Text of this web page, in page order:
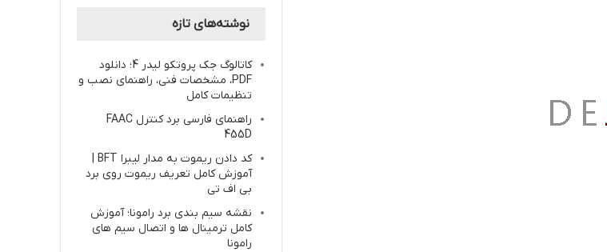
نوشته‌های تازه
کاتالوگ جک پروتکو لیدر 4؛ دانلود
PDF، مشخصات فنی، راهنمای نصب و
تنظیمات کامل
راهنمای فارسی برد کنترل FAAC
455D
کد دادن ریموت به مدار لیبرا BFT |
آموزش کامل تعریف ریموت روی برد
بی اف تی
نقشه سیم بندی برد رامونا؛ آموزش
کامل ترمینال ها و اتصال سیم های
رامونا